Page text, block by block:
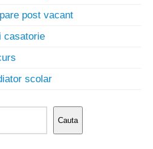
post vacant
casatorie
scolar
Cauta